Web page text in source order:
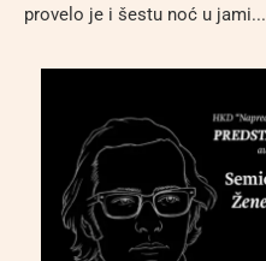
provelo je i šestu noć u jami...